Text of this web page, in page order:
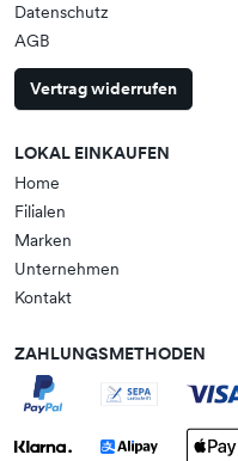
Datenschutz
AGB
Vertrag widerrufen
LOKAL EINKAUFEN
Home
Filialen
Marken
Unternehmen
Kontakt
ZAHLUNGSMETHODEN